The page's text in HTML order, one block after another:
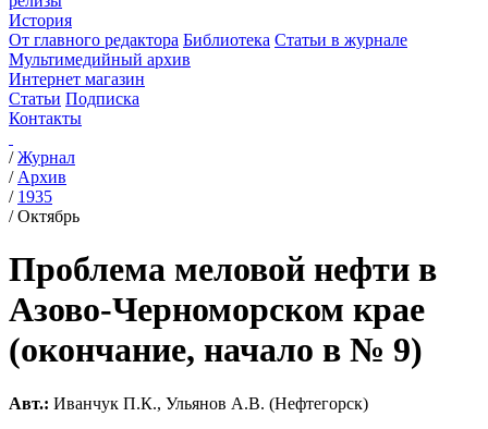
История
От главного редактора Библиотека Статьи в журнале
Мультимедийный архив
Интернет магазин
Статьи Подписка
Контакты
/Журнал
/ Архив
/ 1935
/Октябрь
Проблема меловой нефти в
Азово-Черноморском крае
(окончание, начало в № 9)
Авт.: Иванчук П.К., Ульянов А.В. (Нефтегорск)